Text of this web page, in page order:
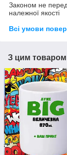
Законом не
належної якості
Всі умови
З цим